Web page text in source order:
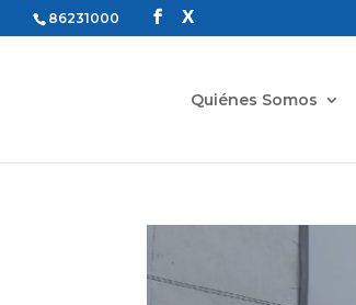
86231000
Quiénes Somos